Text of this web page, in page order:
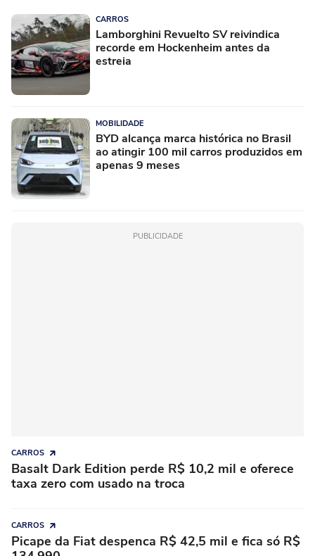
CARROS
Lamborghini Revuelto SV reivindica
recorde em Hockenheim antes da
estreia
MOBILIDADE
BYD alcança marca histórica no Brasil
ao atingir 100 mil carros produzidos em
apenas 9 meses
PUBLICIDADE
CARROS
Basalt Dark Edition perde R$ 10,2 mil e oferece
taxa zero com usado na troca
CARROS
Picape da Fiat despenca R$ 42,5 mil e fica só R$